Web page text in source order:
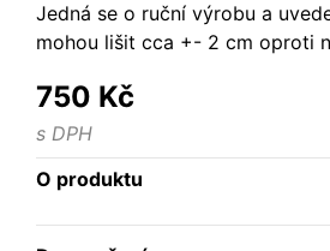
Jedná se o ruční výrobu a
mohou lišit cca +- 2 cm oproti
750 Kč
s DPH
O produktu